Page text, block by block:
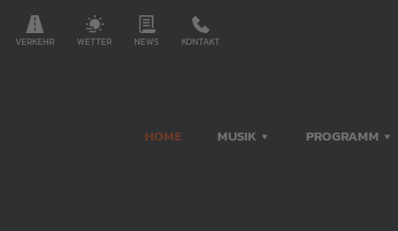
VERKEHR WETTER NEWS KONTAKT
HOME MUSIK PROGRAMM